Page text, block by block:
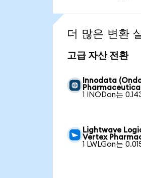
더 많은 변환
고급 자산 전환
Innodata
1 INODon는
Lightwave
Vertex
1 LWLGon는